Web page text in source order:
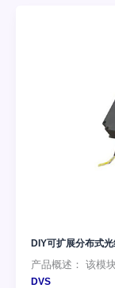
DIY可扩展分布式
产品概述： 该模
DVS